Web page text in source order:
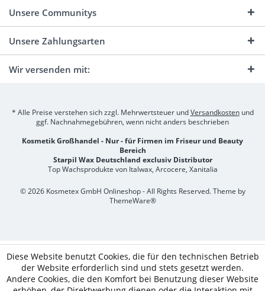
Unsere Communitys
Unsere Zahlungsarten
Wir versenden mit:
* Alle Preise verstehen sich zzgl. Mehrwertsteuer undVersandkostenund
ggf. Nachnahmegebühren, wenn nicht anders beschrieben
Kosmetik Großhandel - Nur - für Firmen im Friseur und Beauty
Bereich
Starpil Wax Deutschland exclusiv Distributor
Top Wachsprodukte von Italwax, Arcocere, Xanitalia
© 2026 Kosmetex GmbH Onlineshop - All Rights Reserved. Theme by
ThemeWare®
Diese Website benutzt Cookies, die für den technischen Betrieb
der Website erforderlich sind und stets gesetzt werden.
Andere Cookies, die den Komfort bei Benutzung dieser Website